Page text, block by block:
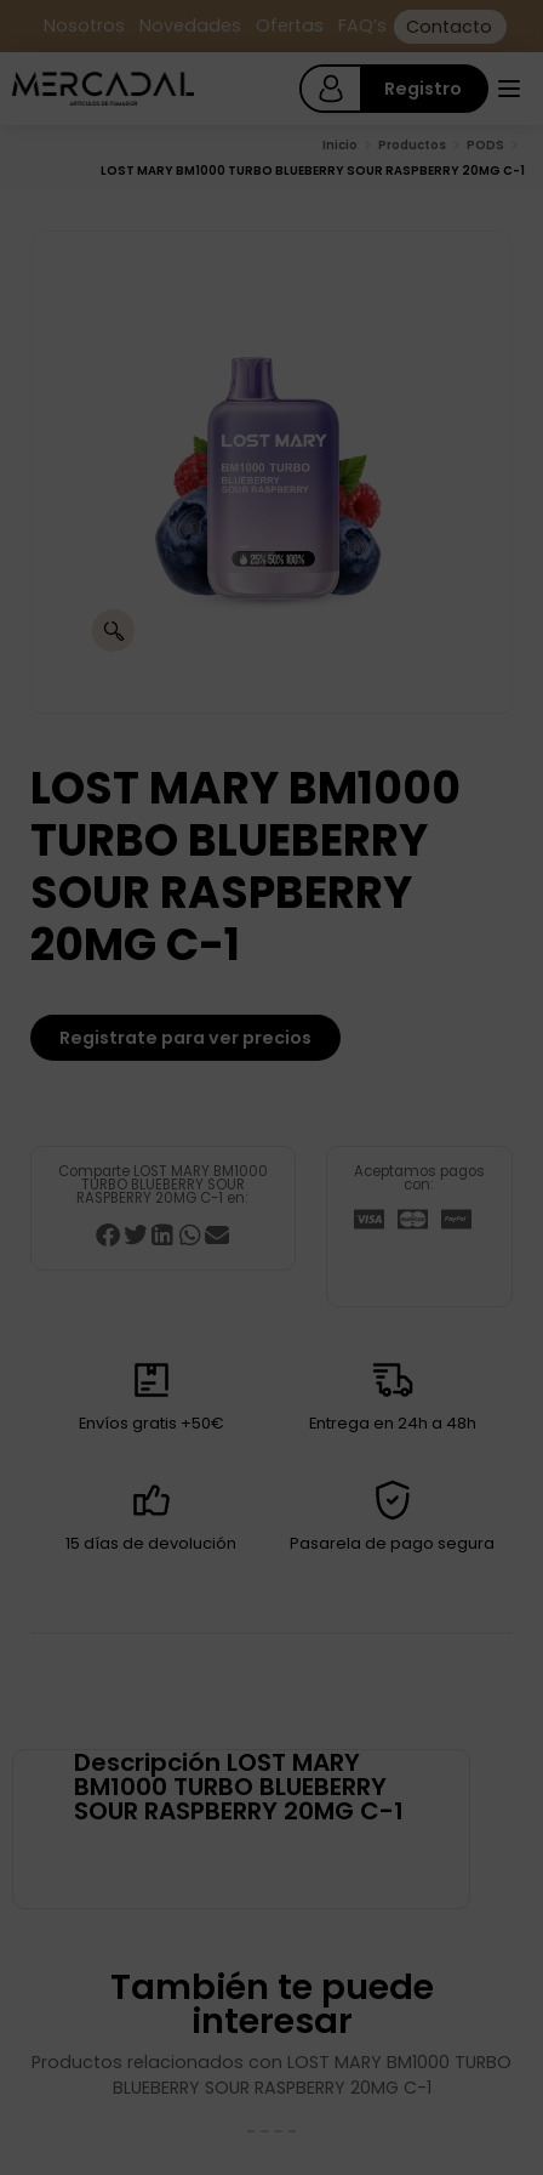
Nosotros Novedades Ofertas FAQ’s Contacto
Registro
Inicio Productos
PODS
LOST MARY BM1000 TURBO BLUEBERRY SOUR RASPBERRY 20MG C-1
LOST MARY BM1000
TURBO BLUEBERRY
SOUR RASPBERRY
20MG C-1
Registrate para ver precios
Comparte LOST MARY BM1000
TURBO BLUEBERRY SOUR
RASPBERRY 20MG C-1 en:
Aceptamos pagos
con:
Envíos gratis +50€ Entrega en 24h a 48h
15 días de devolución Pasarela de pago segura
Descripción LOST MARY
BM1000 TURBO BLUEBERRY
SOUR RASPBERRY 20MG C-1
También te puede
interesar
Productos relacionados con LOST MARY BM1000 TURBO
BLUEBERRY SOUR RASPBERRY 20MG C-1